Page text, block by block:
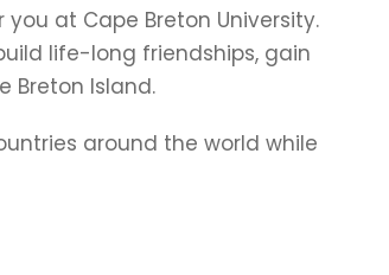
at Cape Breton University.
life-long friendships, gain
Breton Island.
around the world while